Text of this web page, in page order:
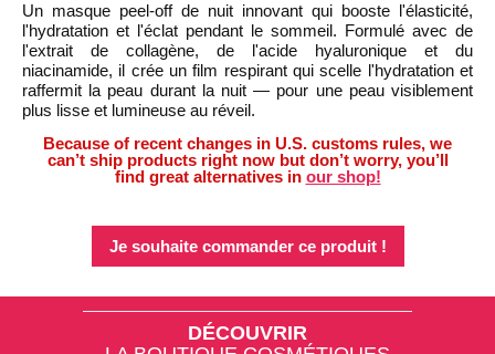
Un masque peel-off de nuit innovant qui booste l'élasticité,
l'hydratation et l'éclat pendant le sommeil. Formulé avec de
l'extrait de collagène, de l'acide hyaluronique et du
niacinamide, il crée un film respirant qui scelle l'hydratation et
raffermit la peau durant la nuit — pour une peau visiblement
plus lisse et lumineuse au réveil.
Because of recent changes in U.S. customs rules, we
can’t ship products right now but don’t worry, you’ll
find great alternatives in our shop!
Je souhaite commander ce produit !
DÉCOUVRIR